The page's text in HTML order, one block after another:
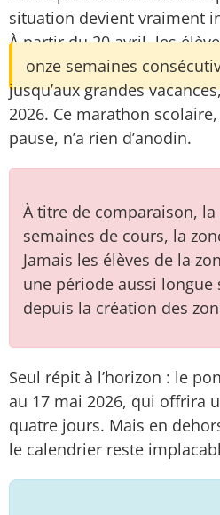
situation devient vraiment
À partir du 20 avril, les
onze semaines
jusqu’aux grandes
2026. Ce marathon
pause, n’a rien d’anodin.
À titre de comparaison, la
semaines de cours, la
Jamais les élèves de la
une période aussi
depuis la création des
Seul répit à l’horizon : le
au 17 mai 2026, qui offrira
quatre jours. Mais en
le calendrier reste